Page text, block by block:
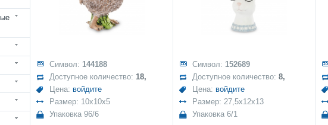
Символ: 144188
Доступное количество: 18,
Цена: войдите
Размер: 10x10x5
Упаковка 96/6
Символ: 152689
Доступное количество: 8,
Цена: войдите
Размер: 27,5x12x13
Упаковка 6/1